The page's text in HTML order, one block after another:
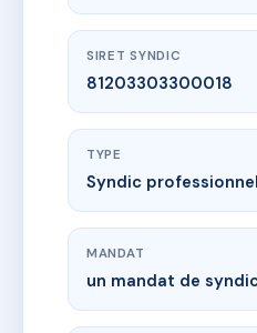
SIRET SYNDIC
81203303300018
TYPE
Syndic professionnel
MANDAT
un mandat de